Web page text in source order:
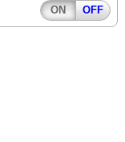
ON OFF